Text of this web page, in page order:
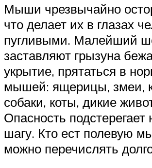
Мыши чрезвычайно
что делает их в глазах
пугливыми. Малейший
заставляют грызуна
укрытие, прятаться в
мышей: ящерицы, змеи,
собаки, коты, дикие
Опасность
шагу. Кто ест полевую
можно перечислять